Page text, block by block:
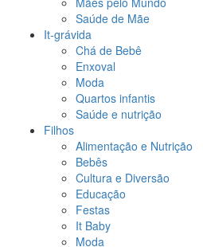
Saúde de Mãe
It-grávida
Chá de Bebê
Enxoval
Moda
Quartos infantis
Saúde e nutrição
Filhos
Alimentação e Nutrição
Bebês
Cultura e Diversão
Educação
Festas
It Baby
Moda